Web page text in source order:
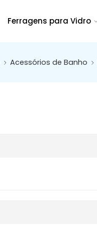
Ferragens para Vidro
Acessórios de Banho